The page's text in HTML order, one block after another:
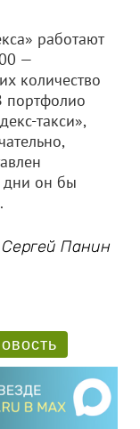
работают
—
количество
портфолио
такси»,
дни он бы
Сергей Панин